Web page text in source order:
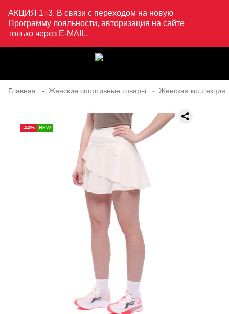
АКЦИЯ 1=3. В связи с переходом на новую
Программу лояльности, авторизация на сайте
только через E-MAIL.
Главная Женские спортивные товары Женская коллекция
-44% NEW